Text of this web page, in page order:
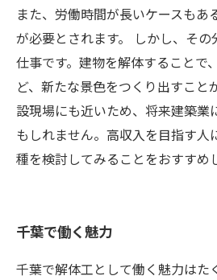
また、労働時間が長いケースもあ
が必要とされます。 しかし、そ
仕事です。建物を解体することで
ど、新たな景色をつくり出すこと
設現場にも近いため、将来建築業
もしれません。高収入を目指す人
種を検討してみることをおすすめ
千葉で働く魅力
千葉で解体工として働く魅力はた